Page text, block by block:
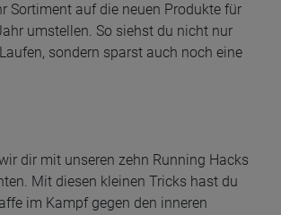
Sortiment auf die neuen Produkte für
umstellen. So siehst du nicht nur
sondern sparst auch noch eine
dir mit unseren zehn Running Hacks
Mit diesen kleinen Tricks hast du
im Kampf gegen den inneren